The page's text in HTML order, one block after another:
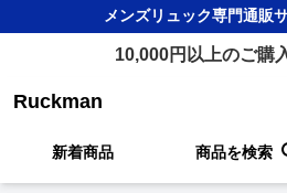
メンズリュック専門通販
10,000円以上のご購
Ruckman
新着商品 商品を検索